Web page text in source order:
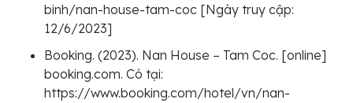
binh/nan-house-tam-coc [Ngày truy cập:
12/6/2023]
Booking. (2023). Nan House – Tam Coc. [online]
booking.com. Có tại:
https://www.booking.com/hotel/vn/nan-